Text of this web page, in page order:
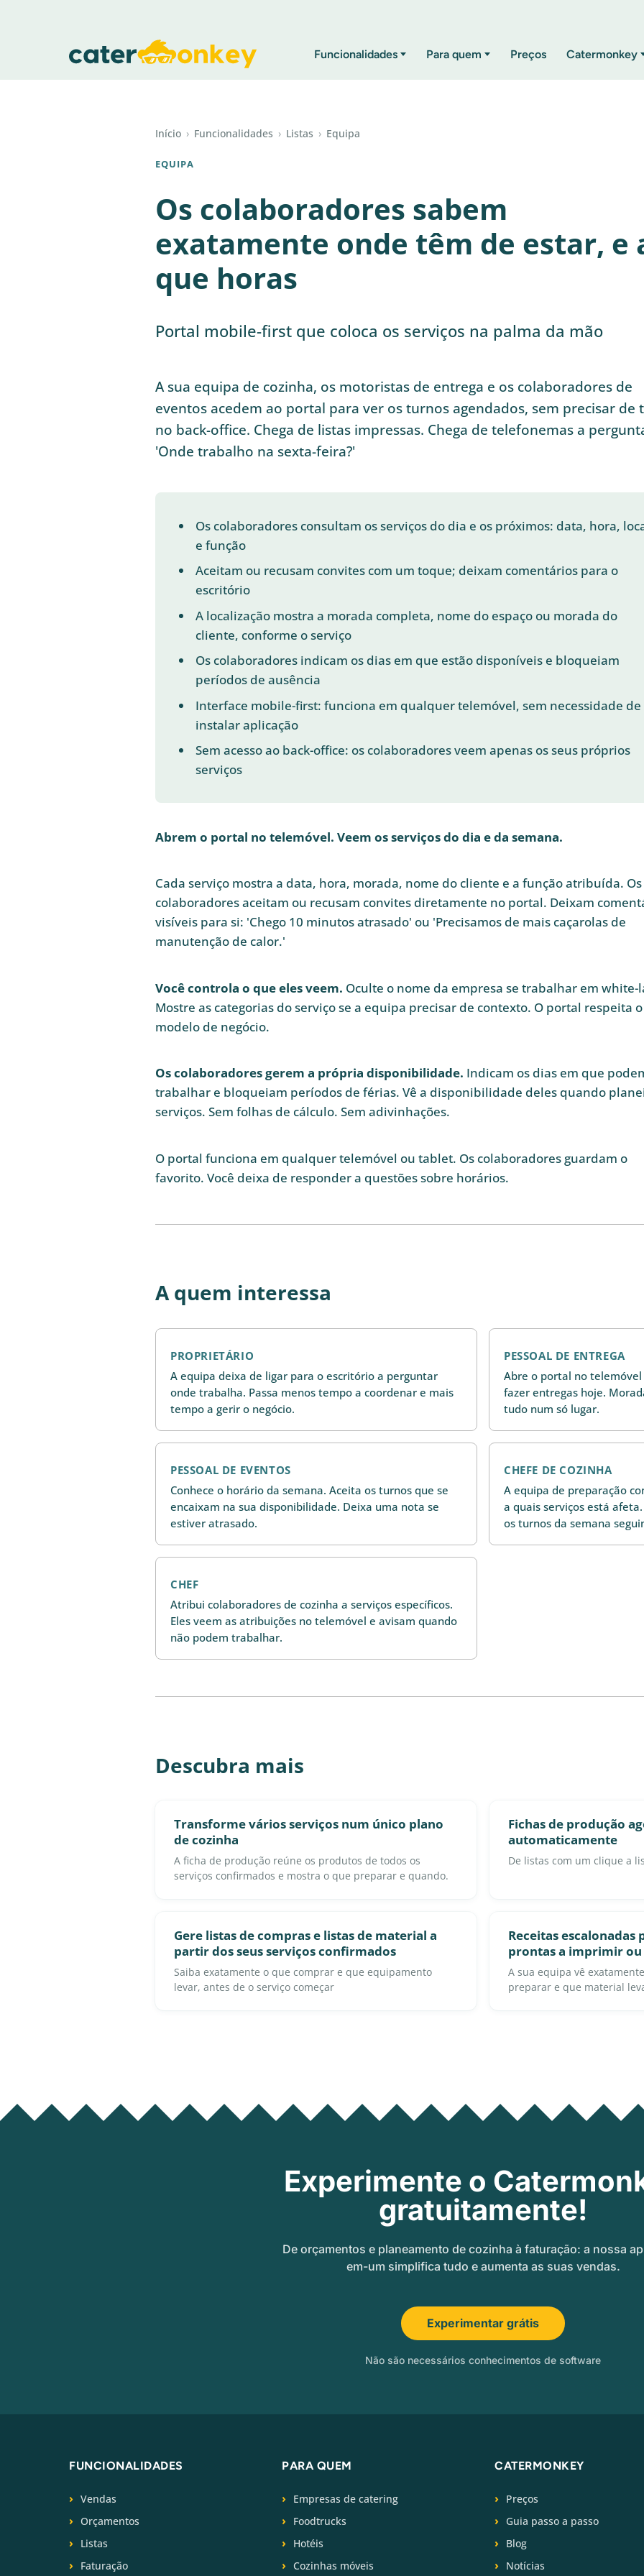
Funcionalidades Para quem Preços Catermonkey
Início › Funcionalidades › Listas › Equipa
EQUIPA
Os colaboradores sabem
exatamente onde têm de estar, e
que horas
Portal mobile-first que coloca os serviços na palma da mão
A sua equipa de cozinha, os motoristas de entrega e os colaboradores de
eventos acedem ao portal para ver os turnos agendados, sem precisar de
no back-office. Chega de listas impressas. Chega de telefonemas a
'Onde trabalho na sexta-feira?'
Os colaboradores consultam os serviços do dia e os próximos: data, hora,
e função
Aceitam ou recusam convites com um toque; deixam comentários para o
escritório
A localização mostra a morada completa, nome do espaço ou morada do
cliente, conforme o serviço
Os colaboradores indicam os dias em que estão disponíveis e bloqueiam
períodos de ausência
Interface mobile-first: funciona em qualquer telemóvel, sem necessidade de
instalar aplicação
Sem acesso ao back-office: os colaboradores veem apenas os seus próprios
serviços
Abrem o portal no telemóvel. Veem os serviços do dia e da semana.
Cada serviço mostra a data, hora, morada, nome do cliente e a função atribuída. Os
colaboradores aceitam ou recusam convites diretamente no portal. Deixam
visíveis para si: 'Chego 10 minutos atrasado' ou 'Precisamos de mais caçarolas de
manutenção de calor.'
Você controla o que eles veem. Oculte o nome da empresa se trabalhar em white-
Mostre as categorias do serviço se a equipa precisar de contexto. O portal respeita
modelo de negócio.
Os colaboradores gerem a própria disponibilidade. Indicam os dias em que
trabalhar e bloqueiam períodos de férias. Vê a disponibilidade deles quando
serviços. Sem folhas de cálculo. Sem adivinhações.
O portal funciona em qualquer telemóvel ou tablet. Os colaboradores guardam o
favorito. Você deixa de responder a questões sobre horários.
A quem interessa
PROPRIETÁRIO
A equipa deixa de ligar para o escritório a perguntar
onde trabalha. Passa menos tempo a coordenar e mais
tempo a gerir o negócio.
PESSOAL DE ENTREGA
Abre o portal no
fazer entregas hoje.
tudo num só lugar.
PESSOAL DE EVENTOS
Conhece o horário da semana. Aceita os turnos que se
encaixam na sua disponibilidade. Deixa uma nota se
estiver atrasado.
CHEFE DE COZINHA
A equipa de preparação
a quais serviços está
os turnos da semana
CHEF
Atribui colaboradores de cozinha a serviços específicos.
Eles veem as atribuições no telemóvel e avisam quando
não podem trabalhar.
Descubra mais
Transforme vários serviços num único plano
de cozinha
A ficha de produção reúne os produtos de todos os
serviços confirmados e mostra o que preparar e quando.
Fichas de produção
automaticamente
De listas com um clique a
Gere listas de compras e listas de material a
partir dos seus serviços confirmados
Saiba exatamente o que comprar e que equipamento
levar, antes de o serviço começar
Receitas escalonadas
prontas a imprimir
A sua equipa vê
preparar e que material
Experimente o
gratuitamente!
De orçamentos e planeamento de cozinha à faturação: a nossa
em-um simplifica tudo e aumenta as suas vendas.
Experimentar grátis
Não são necessários conhecimentos de software
FUNCIONALIDADES
Vendas
Orçamentos
Listas
Faturação
PARA QUEM
Empresas de catering
Foodtrucks
Hotéis
Cozinhas móveis
CATERMONKEY
Preços
Guia passo a passo
Blog
Notícias